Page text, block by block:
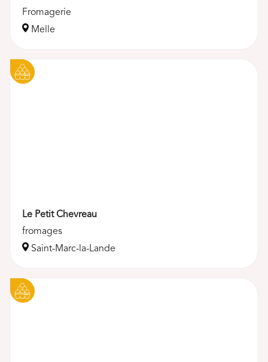
Fromagerie
Melle
Le Petit Chevreau
fromages
Saint-Marc-la-Lande